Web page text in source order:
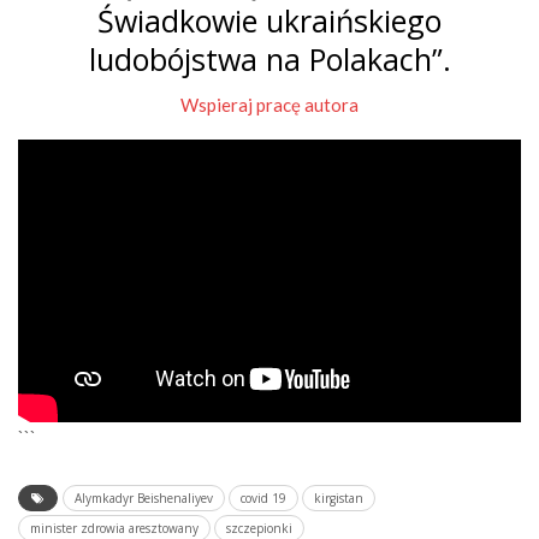
Świadkowie ukraińskiego
ludobójstwa na Polakach”.
Wspieraj pracę autora
```
Alymkadyr Beishenaliyev covid 19
kirgistan
minister zdrowia aresztowany
szczepionki